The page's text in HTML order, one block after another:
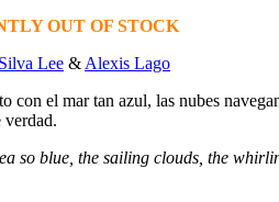
OUT OF STOCK
Lee & Alexis Lago
el mar tan azul, las nubes
verdad.
so blue, the sailing clouds, the